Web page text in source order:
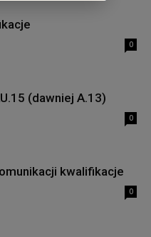
0
(dawniej A.13)
0
kwalifikacje
0